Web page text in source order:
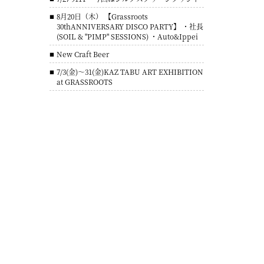
8月20日（木） 【Grassroots
30thANNIVERSARY DISCO PARTY】 ・社長
(SOIL & "PIMP" SESSIONS) ・Auto&Ippei
New Craft Beer
7/3(金)～31(金)KAZ TABU ART EXHIBITION
at GRASSROOTS